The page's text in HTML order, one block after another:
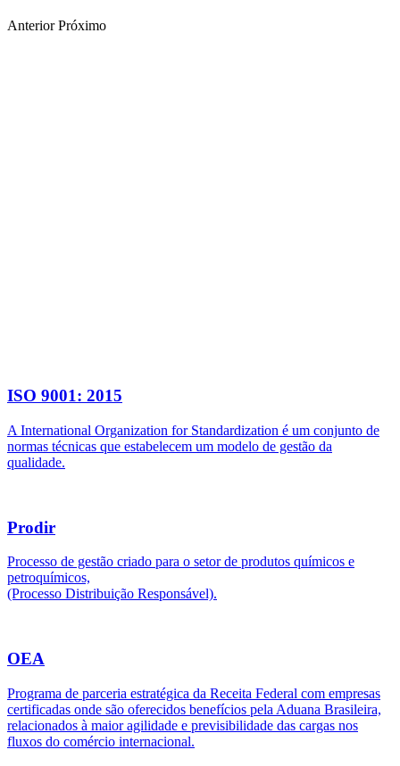
Anterior Próximo
ISO 9001: 2015
A International Organization for Standardization é um conjunto de
normas técnicas que estabelecem um modelo de gestão da
qualidade.
Prodir
Processo de gestão criado para o setor de produtos químicos e
petroquímicos,
(Processo Distribuição Responsável).
OEA
Programa de parceria estratégica da Receita Federal com empresas
certificadas onde são oferecidos benefícios pela Aduana Brasileira,
relacionados à maior agilidade e previsibilidade das cargas nos
fluxos do comércio internacional.